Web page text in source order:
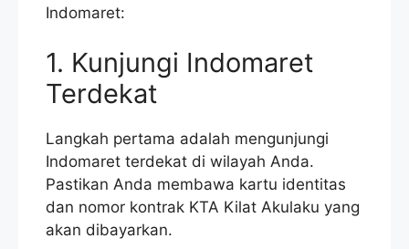
Indomaret:
1. Kunjungi Indomaret
Terdekat
Langkah pertama adalah mengunjungi
Indomaret terdekat di wilayah Anda.
Pastikan Anda membawa kartu identitas
dan nomor kontrak KTA Kilat Akulaku yang
akan dibayarkan.